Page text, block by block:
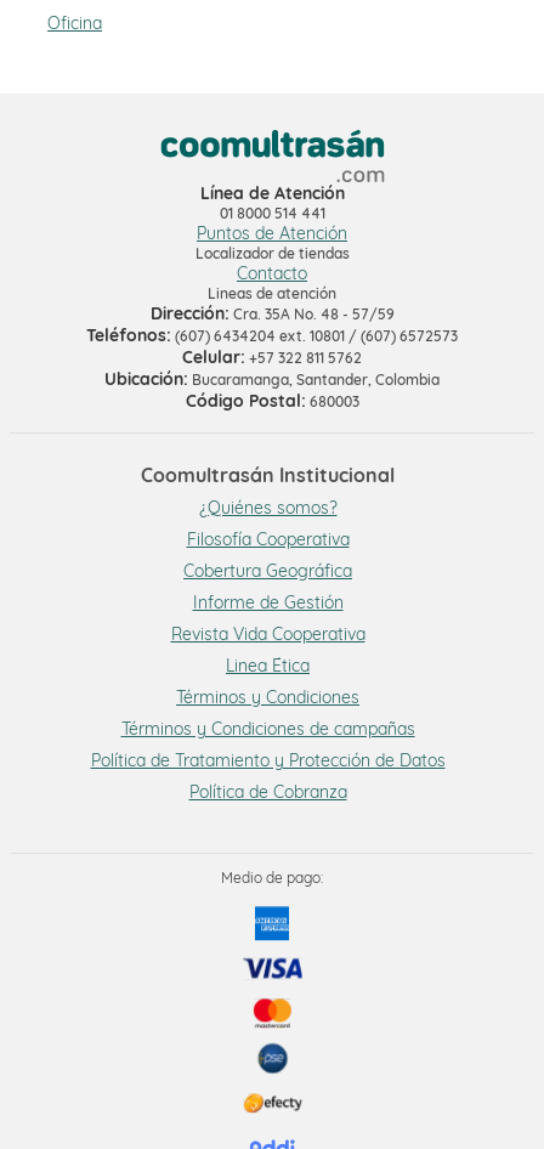
Oficina
Línea de Atención
01 8000 514 441
Puntos de Atención
Localizador de tiendas
Contacto
Lineas de atención
Dirección: Cra. 35A No. 48 - 57/59
Teléfonos: (607) 6434204 ext. 10801 / (607) 6572573
Celular: +57 322 811 5762
Ubicación: Bucaramanga, Santander, Colombia
Código Postal: 680003
Coomultrasán Institucional
¿Quiénes somos?
Filosofía Cooperativa
Cobertura Geográfica
Informe de Gestión
Revista Vida Cooperativa
Linea Ética
Términos y Condiciones
Términos y Condiciones de campañas
Política de Tratamiento y Protección de Datos
Política de Cobranza
Medio de pago: